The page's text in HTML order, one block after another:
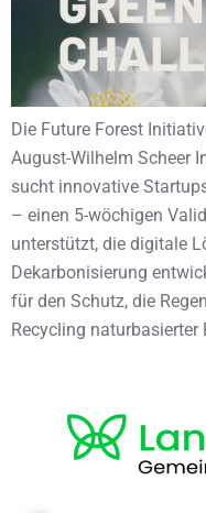
Die Future Forest
August-Wilhelm Scheer
sucht innovative
– einen 5-wöchigen
unterstützt, die digitale
Dekarbonisierung
für den Schutz, die
Recycling naturbasierter